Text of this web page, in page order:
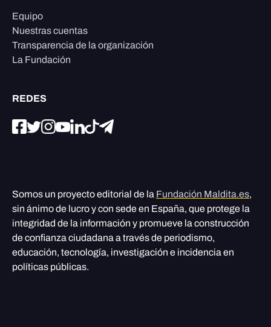
Equipo
Nuestras cuentas
Transparencia de la organización
La Fundación
REDES
Somos un proyecto editorial de la Fundación Maldita.es,
sin ánimo de lucro y con sede en España, que protege la
integridad de la información y promueve la construcción
de confianza ciudadana a través de periodismo,
educación, tecnología, investigación e incidencia en
políticas públicas.